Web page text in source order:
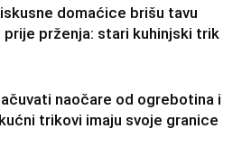
domaćice brišu tavu
prženja: stari kuhinjski trik
naočare od ogrebotina i
trikovi imaju svoje granice